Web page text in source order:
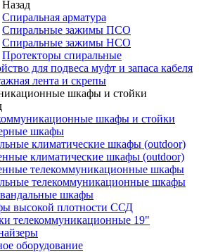
Назад
Спиральная арматура
Спиральные зажимы ПСО
Спиральные зажимы НСО
Протекторы спиральные
для подвеса муфт и запаса кабеля
лента и скрепы
шкафы и стойки
шкафы и стойки
шкафы
климатические шкафы (outdoor)
климатические шкафы (outdoor)
телекоммуникационные шкафы
телекоммуникационные шкафы
шкафы
высокой плотности ССД
телекоммуникационные 19"
оборудование